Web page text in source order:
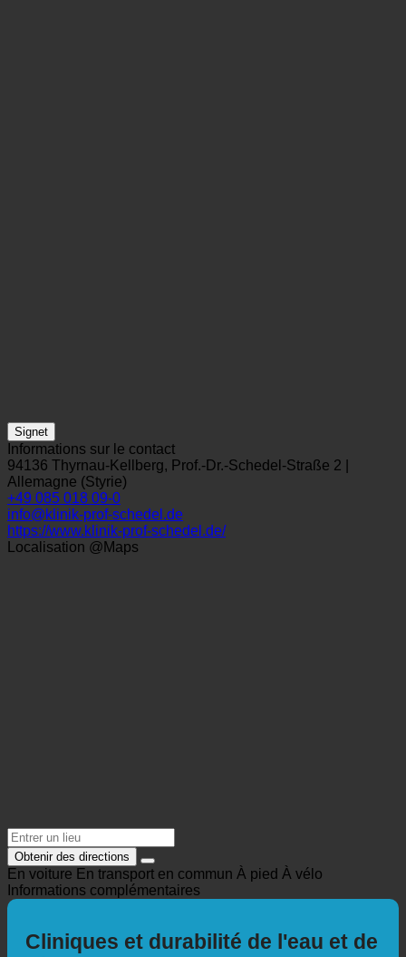
Signet
Informations sur le contact
94136 Thyrnau-Kellberg, Prof.-Dr.-Schedel-Straße 2 |
Allemagne (Styrie)
+49 085 018 09-0
info@klinik-prof-schedel.de
https://www.klinik-prof-schedel.de/
Localisation @Maps
Obtenir des directions
En voiture En transport en commun À pied À vélo
Informations complémentaires
Cliniques et durabilité de l'eau et de